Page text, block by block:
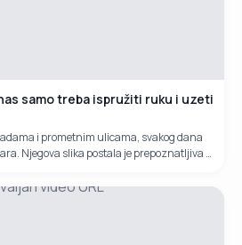
samo treba ispružiti ruku i uzeti
i prometnim ulicama, svakog dana
Njegova slika postala je prepoznatljiva –
prema njemu.Nenad je jedini radnik
Sarajevu.
video URL